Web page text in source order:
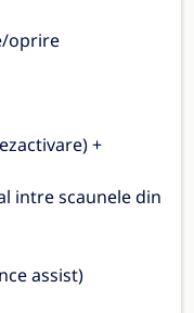
oprire
+
intre scaunele din
assist)